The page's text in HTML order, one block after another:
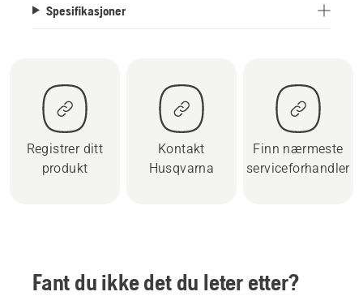
Spesifikasjoner
Registrer ditt
produkt
Kontakt
Husqvarna
Finn nærmeste
serviceforhandler
Fant du ikke det du leter etter?